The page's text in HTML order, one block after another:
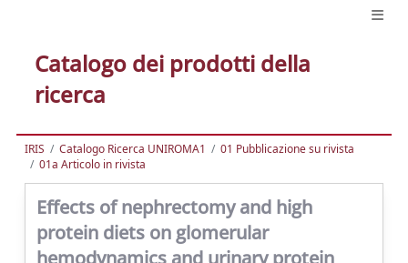
Catalogo dei prodotti della
ricerca
IRIS Catalogo Ricerca UNIROMA1
01 Pubblicazione su rivista
01a Articolo in rivista
Effects of nephrectomy and high
protein diets on glomerular
hemodynamics and urinary protein